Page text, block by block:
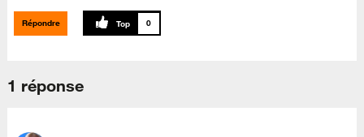
Répondre 0
1 réponse